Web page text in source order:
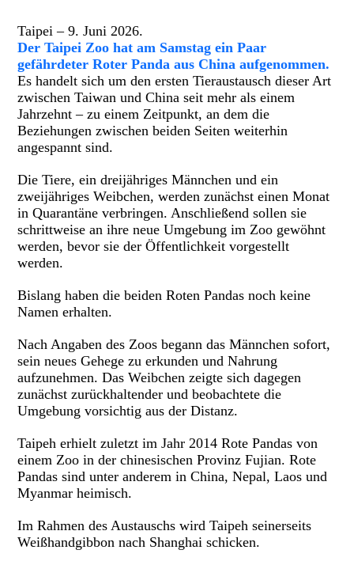
Taipei – 9. Juni 2026.
Der Taipei Zoo hat am Samstag ein Paar
gefährdeter Roter Panda aus China aufgenommen.
Es handelt sich um den ersten Tieraustausch dieser Art
zwischen Taiwan und China seit mehr als einem
Jahrzehnt – zu einem Zeitpunkt, an dem die
Beziehungen zwischen beiden Seiten weiterhin
angespannt sind.
Die Tiere, ein dreijähriges Männchen und ein
zweijähriges Weibchen, werden zunächst einen Monat
in Quarantäne verbringen. Anschließend sollen sie
schrittweise an ihre neue Umgebung im Zoo gewöhnt
werden, bevor sie der Öffentlichkeit vorgestellt
werden.
Bislang haben die beiden Roten Pandas noch keine
Namen erhalten.
Nach Angaben des Zoos begann das Männchen sofort,
sein neues Gehege zu erkunden und Nahrung
aufzunehmen. Das Weibchen zeigte sich dagegen
zunächst zurückhaltender und beobachtete die
Umgebung vorsichtig aus der Distanz.
Taipeh erhielt zuletzt im Jahr 2014 Rote Pandas von
einem Zoo in der chinesischen Provinz Fujian. Rote
Pandas sind unter anderem in China, Nepal, Laos und
Myanmar heimisch.
Im Rahmen des Austauschs wird Taipeh seinerseits
Weißhandgibbon nach Shanghai schicken.